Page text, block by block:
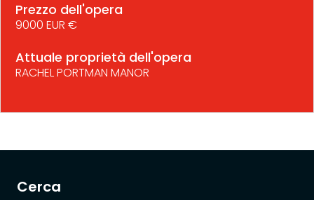
Cerca
Prezzo dell'opera
9000 EUR €
Attuale proprietà dell'opera
RACHEL PORTMAN MANOR